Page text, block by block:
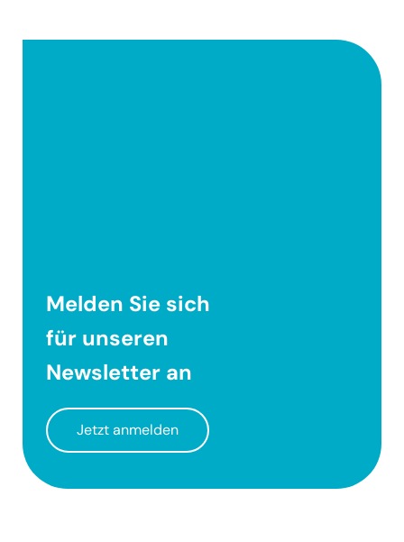
Melden Sie sich
für unseren
Newsletteran
Jetzt anmelden